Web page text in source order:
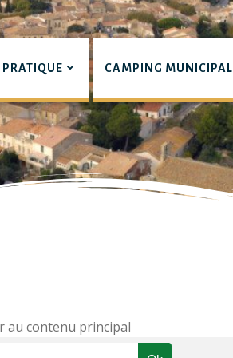
PRATIQUE CAMPING MUNICIPAL
au contenu principal